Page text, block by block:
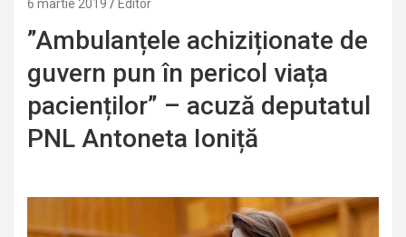
6 martie 2019 Editor
”Ambulanțele achiziționate de
guvern pun în pericol viața
pacienților” – acuză deputatul
PNL Antoneta Ioniță